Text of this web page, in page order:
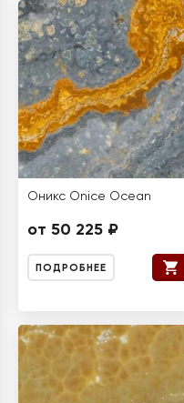
Оникс Onice Ocean
от 50 225 ₽
ПОДРОБНЕЕ